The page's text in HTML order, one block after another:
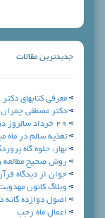
جدیدترین مقالات
معرفی کتابهای
دکتر مصطفی چمران
29 خرداد سالروز درگذشت دکتر علی شریعتی
تغذیه سالم در ماه
بهار، جلوه گاه
روش صحیح مطالعه
جوان از ديدگاه
وبلاگ کانون
اصول دوازده گانه
اعمال ماه رجب